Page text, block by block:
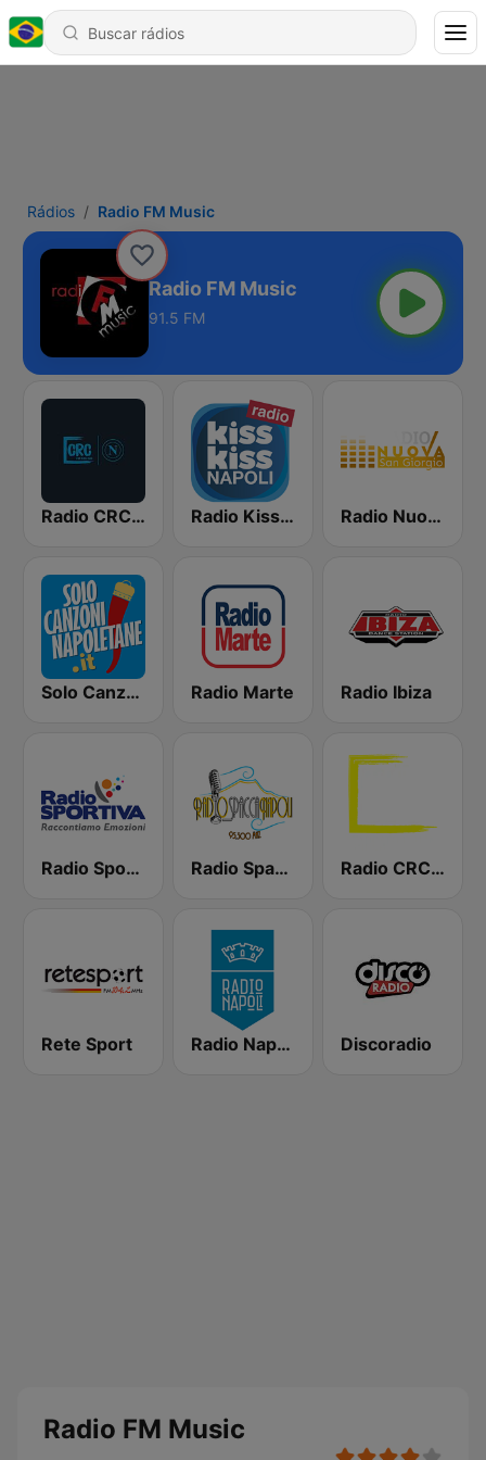
Rádios Radio FM Music
Radio FM Music
91.5 FM
Radio CRC Napoli 100.5 Radio Kiss Kiss Napoli Radio Nuova San Giorgio
Solo Canzoni Napoletane Radio Marte Radio Ibiza
Radio Sportiva Radio Spacca Napoli Radio CRC Targato Italia 92.8
Rete Sport Radio Napoli Discoradio
Radio FM Music